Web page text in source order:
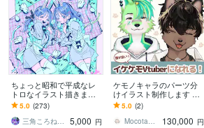
ちょっと昭和で平成なレ
トロなイラスト描きます
昭和・平成レトロ☆ネオ
ン☆パステル
5.0 (273)
三角ころねる☆プロフ必読願います
5,000 円
ケモノキャラのパーツ分
けイラスト制作します 顔
が良いイケケモVtuberに
なりたい方、お任せくだ
さい！
5.0 (2)
Mocota（もこた）
130,000 円